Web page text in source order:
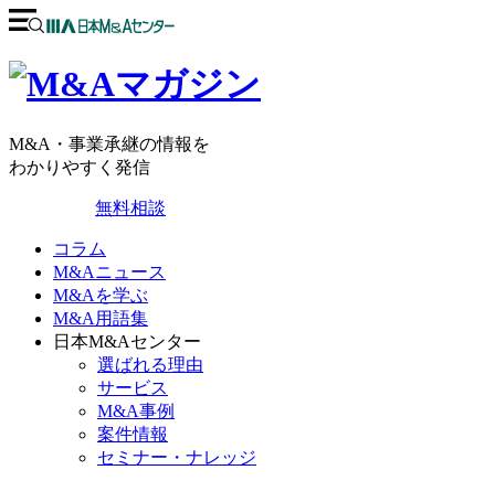
M&A・事業承継の情報を
わかりやすく発信
無料相談
コラム
M&Aニュース
M&Aを学ぶ
M&A用語集
日本M&Aセンター
選ばれる理由
サービス
M&A事例
案件情報
セミナー・ナレッジ